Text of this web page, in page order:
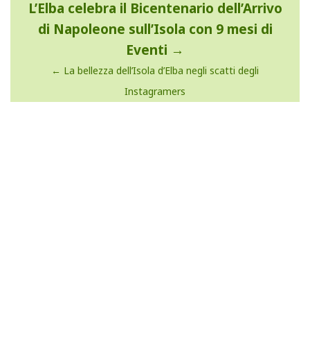
articoli
L’Elba celebra il Bicentenario dell’Arrivo
di Napoleone sull’Isola con 9 mesi di
Eventi
La bellezza dell’Isola d’Elba negli scatti degli
Instagramers